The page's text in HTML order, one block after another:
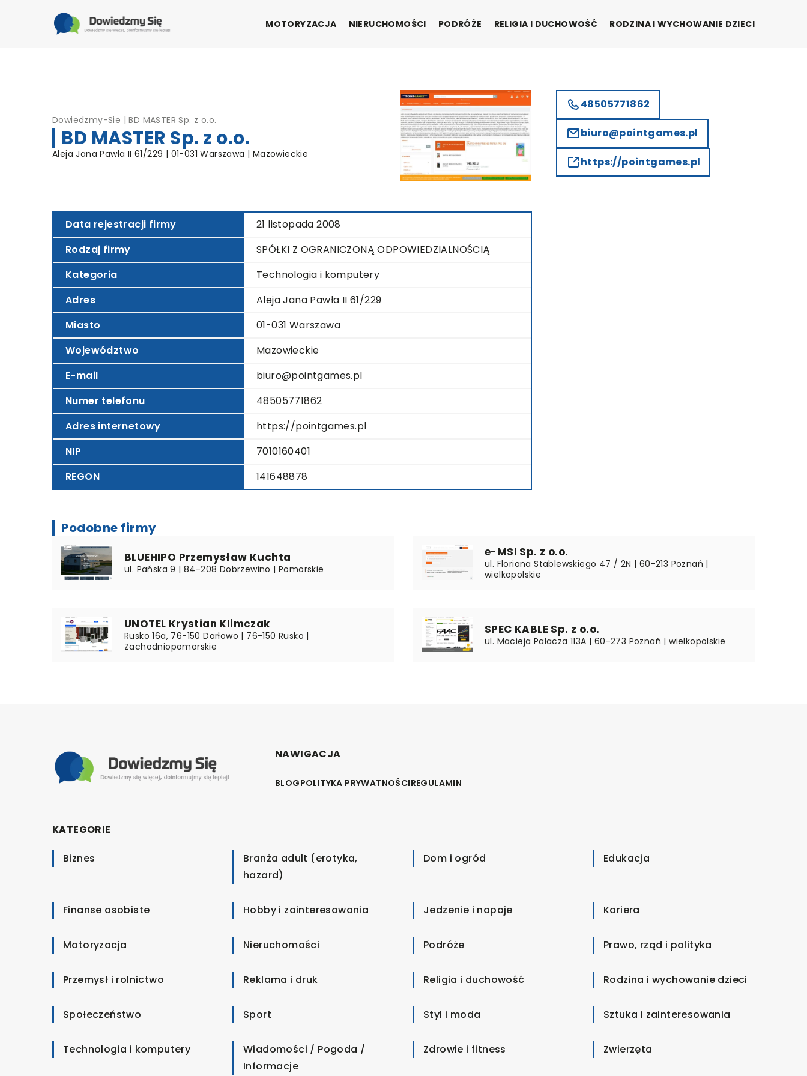
MOTORYZACJA NIERUCHOMOŚCI PODRÓŻE RELIGIA I DUCHOWOŚĆ RODZINA I WYCHOWANIE DZIECI
Dowiedzmy-Sie |BD MASTER Sp. z o.o.
BD MASTER Sp. z o.o.
Aleja Jana Pawła II 61/229 | 01-031 Warszawa | Mazowieckie
Data rejestracji firmy
21 listopada 2008
Rodzaj firmy
SPÓŁKI Z OGRANICZONĄ ODPOWIEDZIALNOŚCIĄ
Kategoria
Technologia i komputery
Adres
Aleja Jana Pawła II 61/229
Miasto
01-031 Warszawa
Województwo
Mazowieckie
E-mail
biuro@pointgames.pl
Numer telefonu
48505771862
Adres internetowy
https://pointgames.pl
NIP
7010160401
REGON
141648878
48505771862
biuro@pointgames.pl
https://pointgames.pl
Podobne firmy
BLUEHIPO Przemysław Kuchta
ul. Pańska 9 | 84-208 Dobrzewino | Pomorskie
e-MSI Sp. z o.o.
ul. Floriana Stablewskiego 47 / 2N | 60-213 Poznań |
wielkopolskie
UNOTEL Krystian Klimczak
Rusko 16a, 76-150 Darłowo | 76-150 Rusko |
Zachodniopomorskie
SPEC KABLE Sp. z o.o.
ul. Macieja Palacza 113A | 60-273 Poznań | wielkopolskie
NAWIGACJA
BLOGPOLITYKA PRYWATNOŚCIREGULAMIN
KATEGORIE
Biznes
Branża adult (erotyka,
hazard)
Dom i ogród Edukacja
Finanse osobiste Hobby i zainteresowania Jedzenie i napoje Kariera
Motoryzacja Nieruchomości Podróże Prawo, rząd i polityka
Przemysł i rolnictwo Reklama i druk Religia i duchowość Rodzina i wychowanie dzieci
Społeczeństwo Sport Styl i moda Sztuka i zainteresowania
Technologia i komputery
Wiadomości / Pogoda /
Informacje
Zdrowie i fitness Zwierzęta